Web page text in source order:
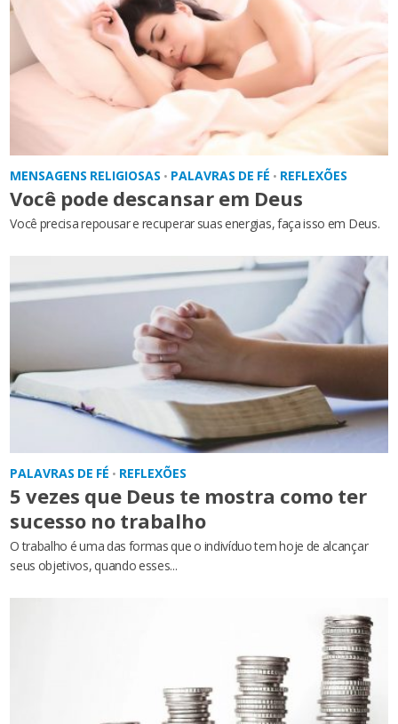
MENSAGENS RELIGIOSAS • PALAVRAS DE FÉ • REFLEXÕES
Você pode descansar em Deus
Você precisa repousar e recuperar suas energias, faça isso em Deus.
PALAVRAS DE FÉ • REFLEXÕES
5 vezes que Deus te mostra como ter
sucesso no trabalho
O trabalho é uma das formas que o indivíduo tem hoje de alcançar
seus objetivos, quando esses...